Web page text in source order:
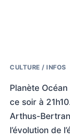
CULTURE / INFOS
Planète
ce soir à
Arthus-
l’évolution de